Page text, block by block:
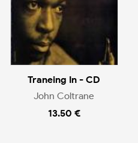
Traneing In - CD
John Coltrane
13.50 €